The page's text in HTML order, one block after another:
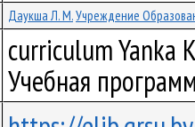
Даукша Л. М.Учреждение
curriculum Yanka
Учебная